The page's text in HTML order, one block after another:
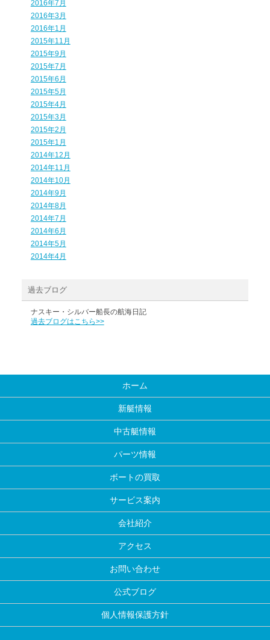
2016年7月
2016年3月
2016年1月
2015年11月
2015年9月
2015年7月
2015年6月
2015年5月
2015年4月
2015年3月
2015年2月
2015年1月
2014年12月
2014年11月
2014年10月
2014年9月
2014年8月
2014年7月
2014年6月
2014年5月
2014年4月
過去ブログ
ナスキー・シルバー船長の航海日記
過去ブログはこちら>>
ホーム
新艇情報
中古艇情報
パーツ情報
ボートの買取
サービス案内
会社紹介
アクセス
お問い合わせ
公式ブログ
個人情報保護方針